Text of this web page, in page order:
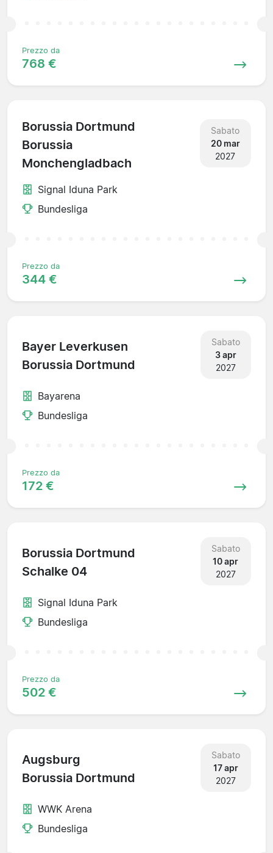
Prezzo da
768 €
Borussia Dortmund
Borussia
Monchengladbach
Sabato
20 mar
2027
Signal Iduna Park
Bundesliga
Prezzo da
344 €
Bayer Leverkusen
Borussia Dortmund
Sabato
3 apr
2027
Bayarena
Bundesliga
Prezzo da
172 €
Borussia Dortmund
Schalke 04
Sabato
10 apr
2027
Signal Iduna Park
Bundesliga
Prezzo da
502 €
Augsburg
Borussia Dortmund
Sabato
17 apr
2027
WWK Arena
Bundesliga